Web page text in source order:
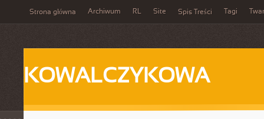
Strona główna Archiwum RL Site Spis Treści Tagi
KOWALCZYKOWA